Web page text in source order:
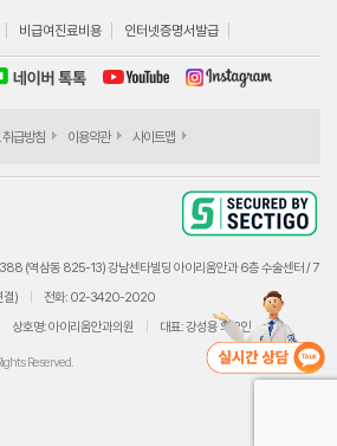
비급여진료비용 인터넷증명서발급
취급방침 이용약관 사이트맵
(역삼동 825-13) 강남센타빌딩 아이리움안과 6층 수술센터 / 7
결)
전화: 02-3420-2020
상호명: 아이리움안과의원 대표: 강성용 외 2인
Reserved.